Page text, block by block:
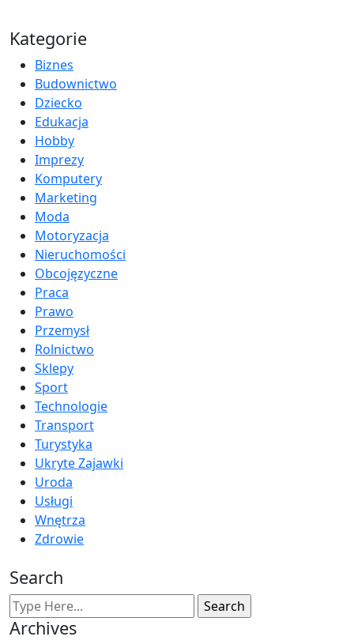
Kategorie
Biznes
Budownictwo
Dziecko
Edukacja
Hobby
Imprezy
Komputery
Marketing
Moda
Motoryzacja
Nieruchomości
Obcojęzyczne
Praca
Prawo
Przemysł
Rolnictwo
Sklepy
Sport
Technologie
Transport
Turystyka
Ukryte Zajawki
Uroda
Usługi
Wnętrza
Zdrowie
Search
Archives